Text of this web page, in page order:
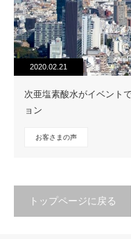
2020.02.21
次亜塩素酸水がイベント
ョン
お客さまの声
トップページに戻る